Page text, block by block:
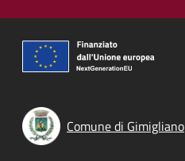
Comune di Gimigliano